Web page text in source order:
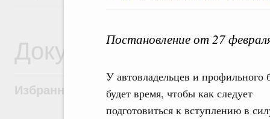
Постановление от 27
У автовладельцев и профильного
будет время, чтобы как следует
подготовиться к вступлению в
Документы
Избранные документы со справками к